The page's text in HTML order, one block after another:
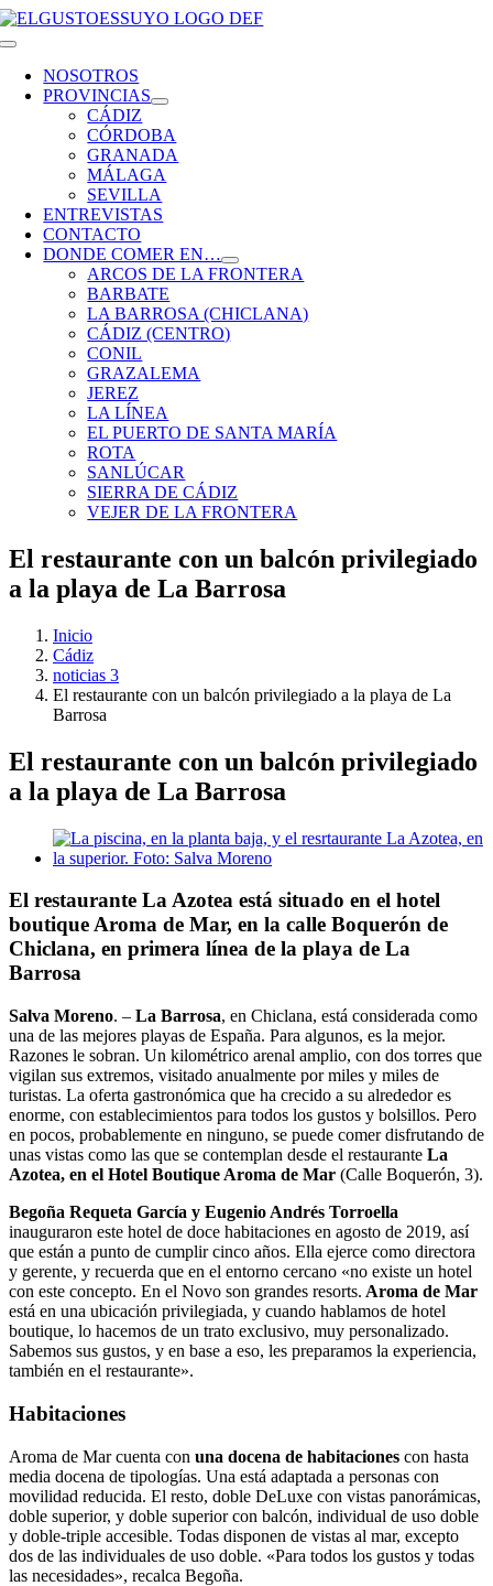
Saltar
al
Toggle
NavigationNOSOTROS
PROVINCIAS
CÁDIZ
CÓRDOBA
GRANADA
MÁLAGA
SEVILLA
ENTREVISTAS
CONTACTO
DONDE COMER EN…
ARCOS DE LA FRONTERA
BARBATE
LA BARROSA (CHICLANA)
CÁDIZ (CENTRO)
CONIL
GRAZALEMA
JEREZ
LA LÍNEA
EL PUERTO DE SANTA MARÍA
ROTA
SANLÚCAR
SIERRA DE CÁDIZ
VEJER DE LA FRONTERA
El restaurante con un balcón privilegiado
a la playa de La Barrosa
Inicio
Cádiz
noticias 3
El restaurante con un balcón privilegiado a la playa de La
Barrosa
El restaurante con un balcón privilegiado
a la playa de La Barrosa
Ver
imagen
grande
El restaurante La Azotea está situado en el hotel
boutique Aroma de Mar, en la calle Boquerón de
Chiclana, en primera línea de la playa de La
Barrosa
Salva Moreno. – La Barrosa, en Chiclana, está considerada como
una de las mejores playas de España. Para algunos, es la mejor.
Razones le sobran. Un kilométrico arenal amplio, con dos torres que
vigilan sus extremos, visitado anualmente por miles y miles de
turistas. La oferta gastronómica que ha crecido a su alrededor es
enorme, con establecimientos para todos los gustos y bolsillos. Pero
en pocos, probablemente en ninguno, se puede comer disfrutando de
unas vistas como las que se contemplan desde el restaurante La
Azotea, en el Hotel Boutique Aroma de Mar (Calle Boquerón, 3).
Begoña Requeta García y Eugenio Andrés Torroella
inauguraron este hotel de doce habitaciones en agosto de 2019, así
que están a punto de cumplir cinco años. Ella ejerce como directora
y gerente, y recuerda que en el entorno cercano «no existe un hotel
con este concepto. En el Novo son grandes resorts. Aroma de Mar
está en una ubicación privilegiada, y cuando hablamos de hotel
boutique, lo hacemos de un trato exclusivo, muy personalizado.
Sabemos sus gustos, y en base a eso, les preparamos la experiencia,
también en el restaurante».
Habitaciones
Aroma de Mar cuenta con una docena de habitaciones con hasta
media docena de tipologías. Una está adaptada a personas con
movilidad reducida. El resto, doble DeLuxe con vistas panorámicas,
doble superior, y doble superior con balcón, individual de uso doble
y doble-triple accesible. Todas disponen de vistas al mar, excepto
dos de las individuales de uso doble. «Para todos los gustos y todas
las necesidades», recalca Begoña.